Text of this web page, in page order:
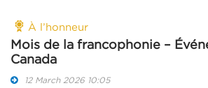
À l’honneur
Mois de la francophonie –
Canada
12 March 2026 10:05